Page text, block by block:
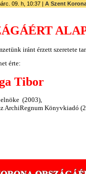
09. h, 10:37 | A Szent
iránt érzett szeretete
érte:
Tibor
(2003),
ArchiRegnum Könyvkiadó (2